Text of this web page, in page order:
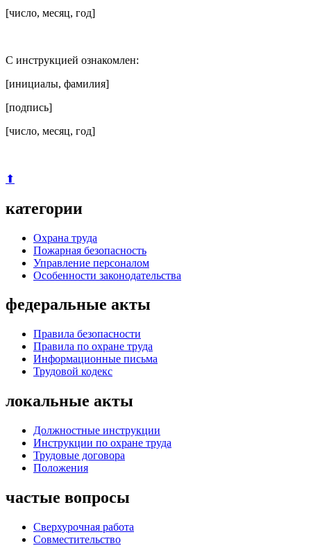
[число, месяц, год]
С инструкцией ознакомлен:
[инициалы, фамилия]
[подпись]
[число, месяц, год]
⬆
категории
Охрана труда
Пожарная безопасность
Управление персоналом
Особенности законодательства
федеральные акты
Правила безопасности
Правила по охране труда
Информационные письма
Трудовой кодекс
локальные акты
Должностные инструкции
Инструкции по охране труда
Трудовые договора
Положения
частые вопросы
Сверхурочная работа
Совместительство